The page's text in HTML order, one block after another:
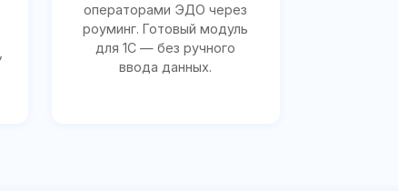
операторами ЭДО через
роуминг. Готовый модуль
для 1С — без ручного
ввода данных.